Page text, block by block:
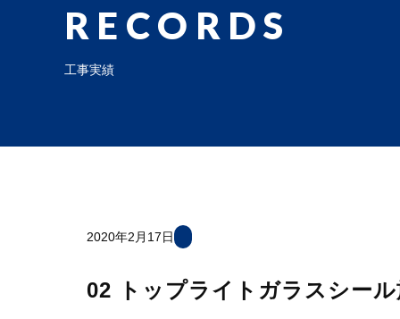
RECORDS
工事実績
2020年2月17日
02 トップライトガラスシー